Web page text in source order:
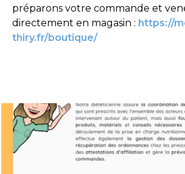
préparons votre commande et
directement en magasin : https://
thiry.fr/boutique/